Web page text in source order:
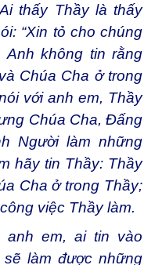
thấy Thầy là thấy
“Xin tỏ cho chúng
Anh không tin rằng
Chúa Cha ở trong
với anh em, Thầy
Chúa Cha, Đấng
Người làm những
hãy tin Thầy: Thầy
Cha ở trong Thầy;
việc Thầy làm.
anh em, ai tin vào
làm được những